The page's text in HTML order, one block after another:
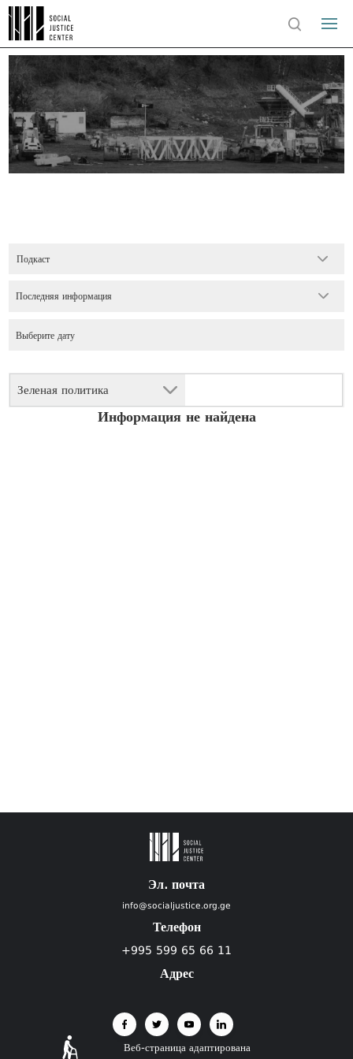
Подкаст
Зеленая политика
Последняя информация
Информация не найдена
Эл. почта
info@socialjustice.org.ge
Телефон
+995 599 65 66 11
Адрес
Веб-страница адаптирована